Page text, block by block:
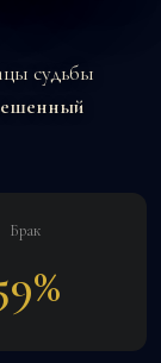
судьбы
Брак